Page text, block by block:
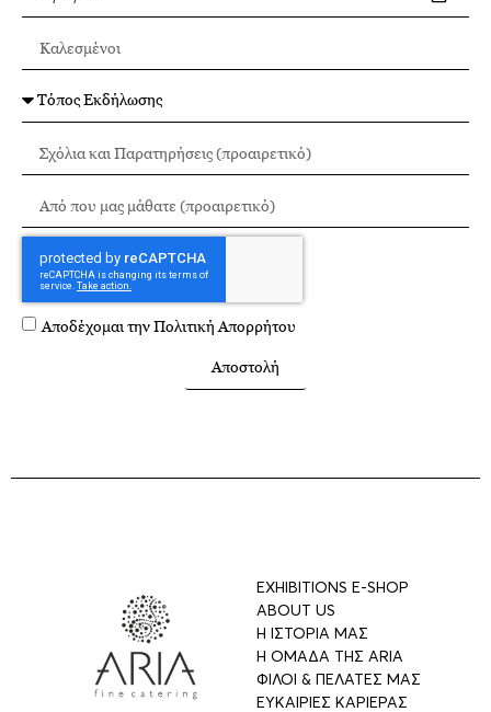
Αποδέχομαι τηνΠολιτική Απορρήτου
Αποστολή
EXHIBITIONS E-SHOP
ABOUT US
Η ΙΣΤΟΡΙΑ ΜΑΣ
Η ΟΜΑΔΑ ΤΗΣ ARIA
ΦΙΛΟΙ & ΠΕΛΑΤΕΣ ΜΑΣ
ΕΥΚΑΙΡΙΕΣ ΚΑΡΙΕΡΑΣ